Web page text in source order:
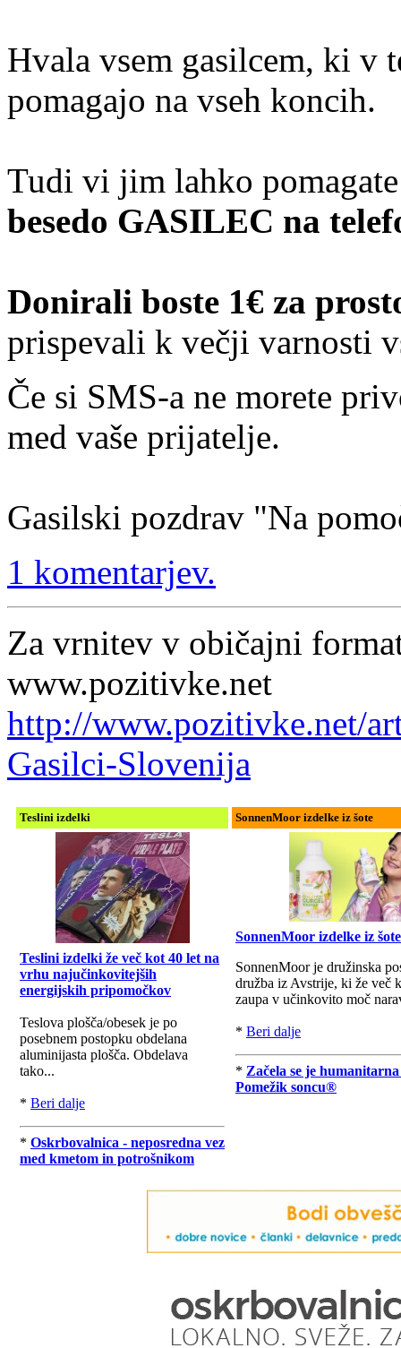
Hvala vsem gasilcem, ki v
pomagajo na vseh koncih.
Tudi vi jim lahko
besedo GASILEC na
Donirali boste 1€ za
prispevali k večji varnosti
Če si SMS-a ne morete
med vaše prijatelje.
Gasilski pozdrav "Na
1 komentarjev.
Za vrnitev v običajni
www.pozitivke.net
http://www.pozitivke.net/
Gasilci-Slovenija
Teslini izdelki
Teslini izdelki že več kot 40 let na
vrhu najučinkovitejših
energijskih pripomočkov
Teslova plošča/obesek je po
posebnem postopku obdelana
aluminijasta plošča. Obdelava
tako...
* Beri dalje
* Oskrbovalnica - neposredna vez
med kmetom in potrošnikom
SonnenMoor izdelke iz šote
SonnenMoor izdelke iz šote
SonnenMoor je družinska
družba iz Avstrije, ki že več
zaupa v učinkovito moč
* Beri dalje
* Začela se je
Pomežik soncu®